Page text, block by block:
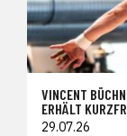
VINCENT
ERHÄLT
29.07.26